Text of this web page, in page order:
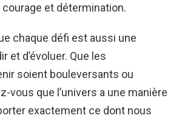
et détermination.
chaque défi est aussi une
et d’évoluer. Que les
soient bouleversants ou
vous que l’univers a une manière
exactement ce dont nous